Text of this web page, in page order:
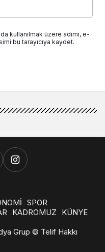
kullanılmak üzere adımı, e-
bu tarayıcıya kaydet.
SPOR
KADROMUZ
KÜNYE
Grup © Telif Hakkı